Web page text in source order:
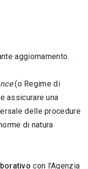
aggiornamento.
(o Regime di
assicurare una
delle procedure
di natura
con l’Agenzia